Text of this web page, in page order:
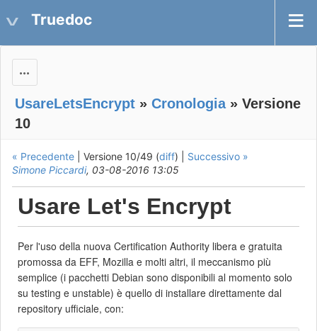
Truedoc
UsareLetsEncrypt » Cronologia» Versione
10
« Precedente | Versione 10/49 (diff) | Successivo »
Simone Piccardi, 03-08-2016 13:05
Usare Let's Encrypt
Per l'uso della nuova Certification Authority libera e gratuita
promossa da EFF, Mozilla e molti altri, il meccanismo più
semplice (i pacchetti Debian sono disponibili al momento solo
su testing e unstable) è quello di installare direttamente dal
repository ufficiale, con: